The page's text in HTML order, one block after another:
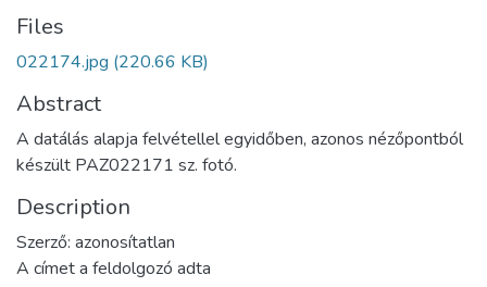
Files
022174.jpg (220.66 KB)
Abstract
A datálás alapja felvétellel egyidőben, azonos nézőpontból
készült PAZ022171 sz. fotó.
Description
Szerző: azonosítatlan
A címet a feldolgozó adta